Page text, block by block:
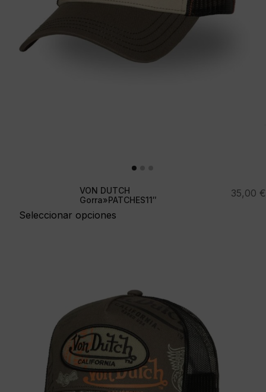
VON DUTCH
Gorra»PATCHES11″
Seleccionar opciones
35,00 €